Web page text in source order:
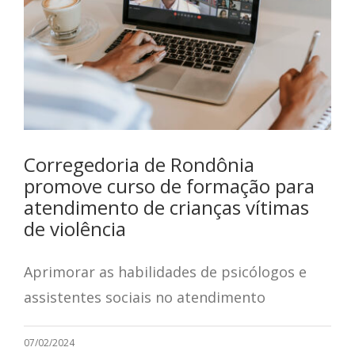
Corregedoria de Rondônia
promove curso de formação para
atendimento de crianças vítimas
de violência
Aprimorar as habilidades de psicólogos e
assistentes sociais no atendimento
07/02/2024